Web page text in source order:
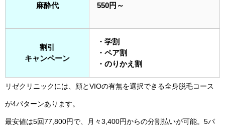
麻酔代 550円～
割引
キャンペーン
・学割
・ペア割
・のりかえ割
リゼクリニックには、顔とVIOの有無を選択できる全身脱毛コース
が4パターンあります。
最安値は5回77,800円で、月々3,400円からの分割払いが可能。5パ